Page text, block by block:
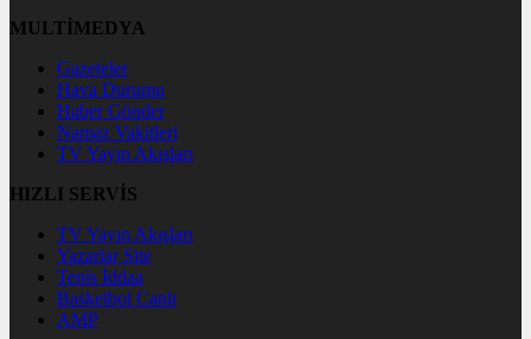
MULTİMEDYA
Gazeteler
Hava Durumu
Haber Gönder
Namaz Vakitleri
TV Yayın Akışları
HIZLI SERVİS
TV Yayın Akışları
Yazarlar Site
Tenis İddaa
Basketbol Canlı
AMP